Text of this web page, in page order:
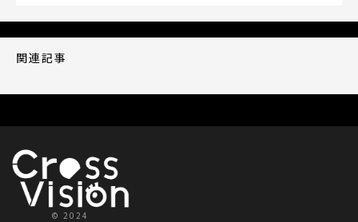
関連記事
© 2024